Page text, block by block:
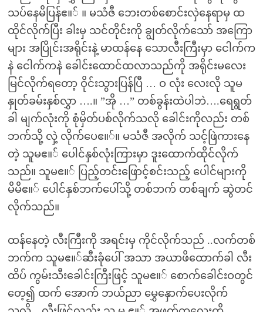
သပ်နေမိပြန်ဧ။် ။ မသံဇီ ဘေးတစ်စောင်းလှဲနေရာမှ ထ
ထိုင်လိုက်ပြီး ခါးမှ သင်တိုင်းကို ချွတ်လိုက်သော် အကြော
များ အပြိုင်းအရိုင်းနဲ့ မာထန်နေ သောလီးကြီးမှာ ငေါက်က
နဲ ငေါက်ကနဲ ခေါင်းထောင်ထလာသည်ကို အရိုင်းမလေး
မြင်လိုက်ရတော့ ဝိုင်းသွားပြန်ပြီ … ဝ လုံး လေးလို သူမ
နှုတ်ခမ်းနှစ်လွှာ ….။ ”အို …” တစ်ခွန်းထဲပါဘဲ….ရေရွတ်
ခါ မျက်လုံးကို စုံမှိတ်ပစ်လိုက်သလို ခေါင်းကိုလည်း တစ်
ဘက်သို့ လှဲ့ လိုက်ပေဧ။်။ မသံဇီ အလိုက် သင့်ဖြဲကားနေ
တဲ့ သူမဧ။် ပေါင်နှစ်လုံးကြားမှာ ဒူးထောက်ထိုင်လိုက်
သည်။ သူမဧ။် ပြည့်တင်းဖြောင့်စင်းသည့် ပေါင်များကို
မိမိဧ။် ပေါင်နှစ်ဘက်ပေါ်သို့ တစ်ဘက် တစ်ချက် ဆွဲတင်
လိုက်သည်။
ထန်နေတဲ့ လီးကြီးကို အရင်းမှ ကိုင်လိုက်သည် ..လက်တစ်
ဘက်က သူမဧ။်ဆီးခုံပေါ် အသာ အယာဖိထောက်ခါ လီး
ထိပ် ကွမ်းသီးခေါင်းကြီးဖြင့် သူမဧ။် စောက်ခေါင်းဝတွင်
တေ့၍ ထက် အောက် ဘယ်ညာ မွှေနှောက်ပေးလိုက်